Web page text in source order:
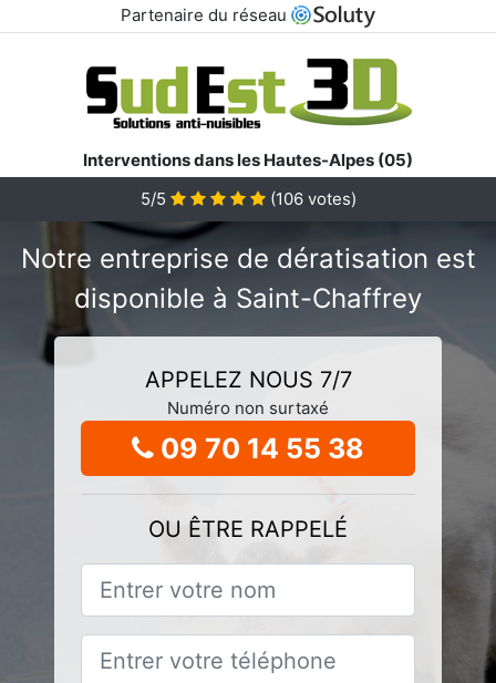
Partenaire du réseau
Interventions dans les Hautes-Alpes (05)
5/5
(106votes)
Notre entreprise de dératisation est
disponible à Saint-Chaffrey
APPELEZ NOUS 7/7
Numéro non surtaxé
09 70 14 55 38
OU ÊTRE RAPPELÉ